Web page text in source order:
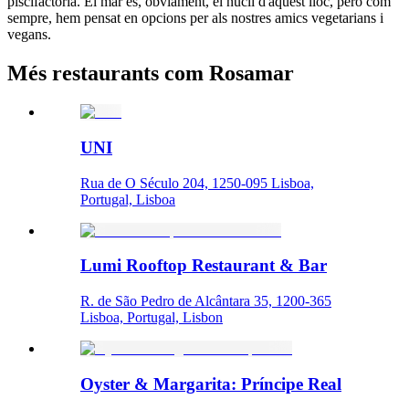
sempre, hem pensat en opcions per als nostres amics vegetarians i
vegans.
Més restaurants com Rosamar
UNI
Rua de O Século 204, 1250-095 Lisboa,
Portugal, Lisboa
Lumi Rooftop Restaurant & Bar
R. de São Pedro de Alcântara 35, 1200-365
Lisboa, Portugal, Lisbon
Oyster & Margarita: Príncipe Real